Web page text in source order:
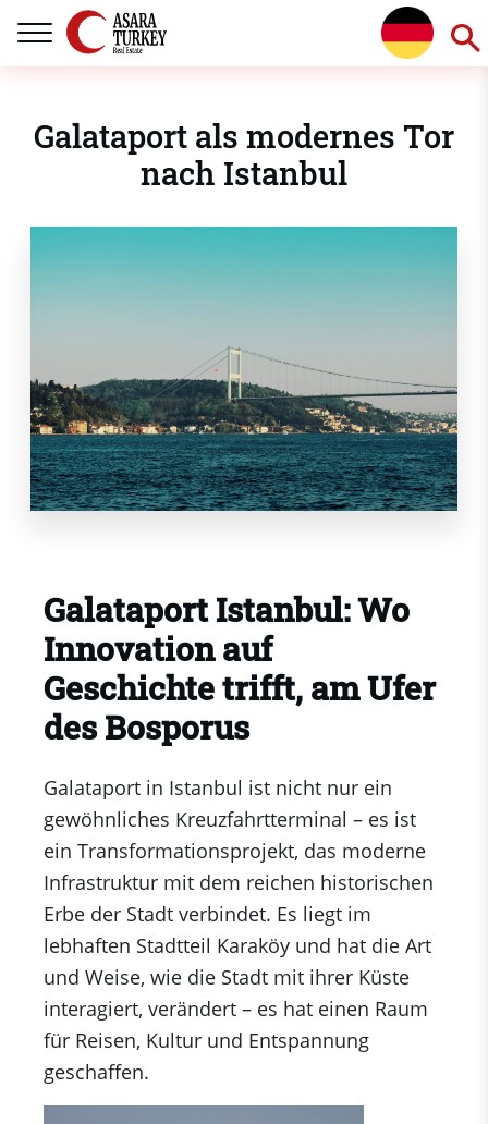
Galataport als modernes Tor
nach Istanbul
Galataport Istanbul: Wo
Innovation auf
Geschichte trifft, am Ufer
des Bosporus
Galataport in Istanbul ist nicht nur ein
gewöhnliches Kreuzfahrtterminal – es ist
ein Transformationsprojekt, das moderne
Infrastruktur mit dem reichen historischen
Erbe der Stadt verbindet. Es liegt im
lebhaften Stadtteil Karaköy und hat die Art
und Weise, wie die Stadt mit ihrer Küste
interagiert, verändert – es hat einen Raum
für Reisen, Kultur und Entspannung
geschaffen.